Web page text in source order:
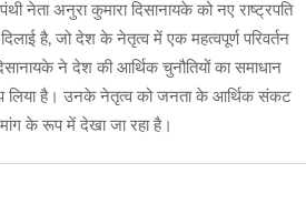
नेता अनुरा कुमारा दिसानायके को नए राष्ट्रपति
है, जो देश के नेतृत्व में एक महत्वपूर्ण परिवर्तन
ने देश की आर्थिक चुनौतियों का समाधान
लिया है। उनके नेतृत्व को जनता के आर्थिक संकट
के रूप में देखा जा रहा है।